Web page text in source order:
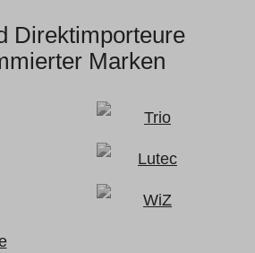
Direktimporteure
Marken